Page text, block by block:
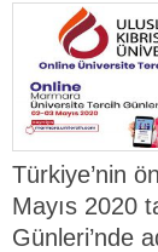
Türkiye’nin
Mayıs 2020
Günleri’nde